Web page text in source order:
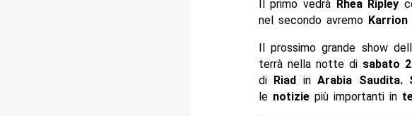
Il primo vedràRhea Ripley
nel secondo avremo
Il prossimo grande show
terrà nella notte di sabato
di Riad inArabia Saudita.
le notiziepiù importanti in